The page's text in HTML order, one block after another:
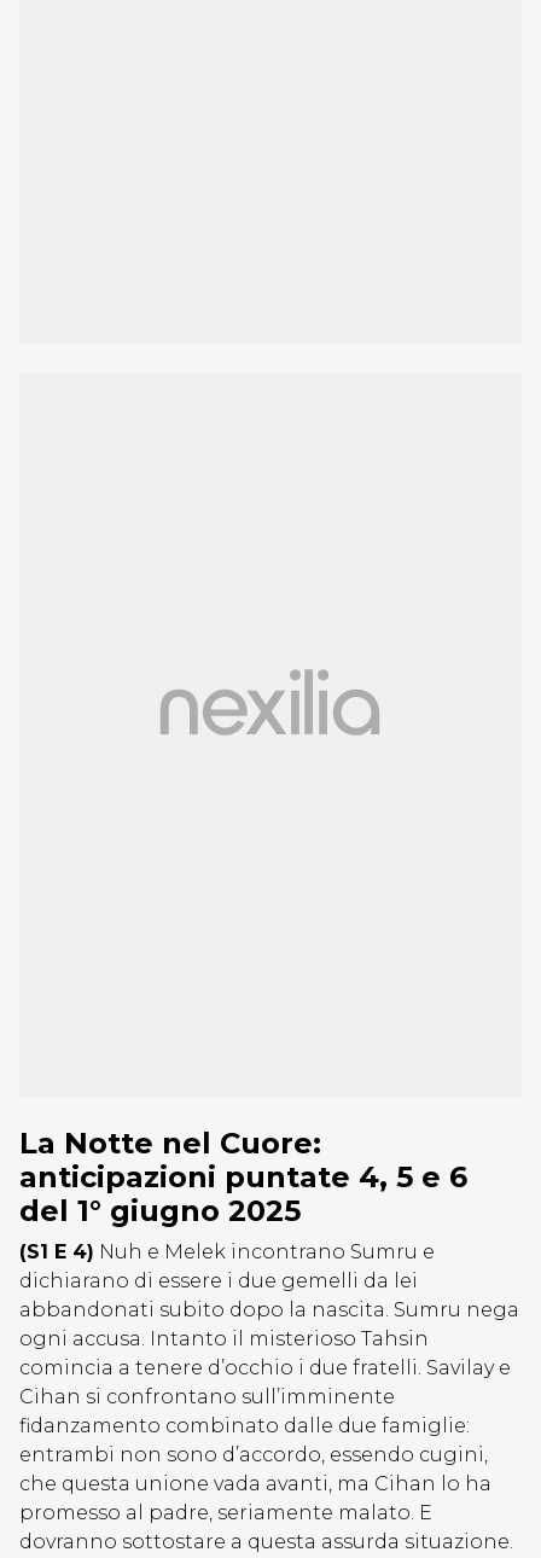
La Notte nel Cuore:
anticipazioni puntate 4, 5 e 6
del 1° giugno 2025
(S1 E 4) Nuh e Melek incontrano Sumru e
dichiarano di essere i due gemelli da lei
abbandonati subito dopo la nascita. Sumru nega
ogni accusa. Intanto il misterioso Tahsin
comincia a tenere d’occhio i due fratelli. Savilay e
Cihan si confrontano sull’imminente
fidanzamento combinato dalle due famiglie:
entrambi non sono d’accordo, essendo cugini,
che questa unione vada avanti, ma Cihan lo ha
promesso al padre, seriamente malato. E
dovranno sottostare a questa assurda situazione.